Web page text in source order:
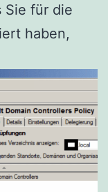
Sie für die
haben,